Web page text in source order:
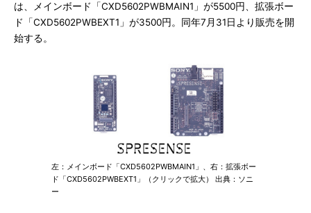
は、メインボード「CXD5602PWBMAIN1」が5500円、拡張ボー
ド「CXD5602PWBEXT1」が3500円。同年7月31日より販売を開
始する。
左：メインボード「CXD5602PWBMAIN1」、右：拡張ボー
ド「CXD5602PWBEXT1」（クリックで拡大） 出典：ソニ
ー